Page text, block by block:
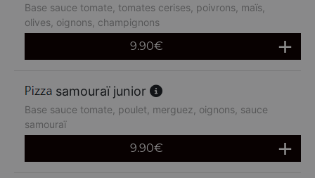
Base sauce tomate, tomates cerises, poivrons, maïs,
olives, oignons, champignons
9.90€
samouraï junior
Base sauce tomate, poulet, merguez, oignons, sauce
samouraï
9.90€